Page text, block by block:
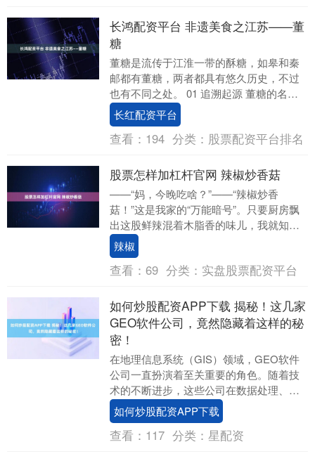
长鸿配资平台 非遗美食之江苏——董
糖
董糖是流传于江淮一带的酥糖，如皋和秦
邮都有董糖，两者都具有悠久历史，不过
也有不同之处。 01 追溯起源 董糖的名称
由来是因董姓人制作的酥糖独具特色，故
称董糖。如....
长红配资平台
查看： 194 分类： 股票配资平台排名
股票怎样加杠杆官网 辣椒炒香菇
——“妈，今晚吃啥？”——“辣椒炒香
菇！”这是我家的“万能暗号”。只要厨房飘
出这股鲜辣混着木脂香的味儿，我就知
道：天塌下来也先吃饭。今天把祖传（其
实也就我妈摸索....
辣椒
查看： 69 分类： 实盘股票配资平台
如何炒股配资APP下载 揭秘！这几家
GEO软件公司，竟然隐藏着这样的秘
密！
在地理信息系统（GIS）领域，GEO软件
公司一直扮演着至关重要的角色。随着技
术的不断进步，这些公司在数据处理、空
间分析和可视化方面的能力日益增强。今
天，我们将深....
如何炒股配资APP下载
查看： 117 分类： 星配资